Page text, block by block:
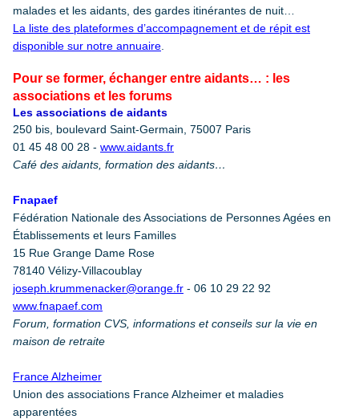
malades et les aidants, des gardes itinérantes de nuit…
La liste des plateformes d’accompagnement et de répit est
disponible sur notre annuaire
Pour se former, échanger entre aidants… : les
associations et les forums
Les associations de aidants
250 bis, boulevard Saint-Germain, 75007 Paris
01 45 48 00 28 - www.aidants.fr
Café des aidants, formation des aidants…
Fnapaef
Fédération Nationale des Associations de Personnes Agées en
Établissements et leurs Familles
15 Rue Grange Dame Rose
78140 Vélizy-Villacoublay
joseph.krummenacker@orange.fr - 06 10 29 22 92
www.fnapaef.com
Forum, formation CVS, informations et conseils sur la vie en
maison de retraite
France Alzheimer
Union des associations France Alzheimer et maladies
apparentées